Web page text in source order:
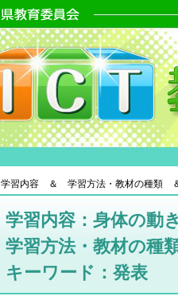
学習内容 ＆ 学習方法・教材の種類
学習内容：身体の動き
学習方法・教材の種
キーワード：発表